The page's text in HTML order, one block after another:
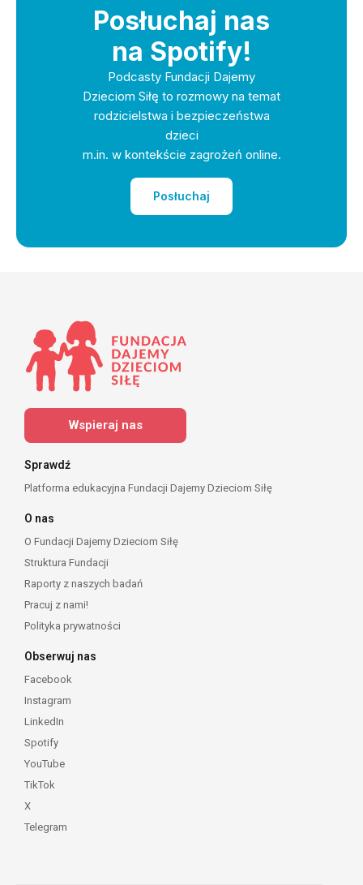
Posłuchaj nas
na Spotify!
Podcasty Fundacji Dajemy
Dzieciom Siłę to rozmowy na temat
rodzicielstwa i bezpieczeństwa
dzieci
m.in. w kontekście zagrożeń online.
Posłuchaj
Wspieraj nas
Sprawdź
Platforma edukacyjna Fundacji Dajemy Dzieciom Siłę
O nas
O Fundacji Dajemy Dzieciom Siłę
Struktura Fundacji
Raporty z naszych badań
Pracuj z nami!
Polityka prywatności
Obserwuj nas
Facebook
Instagram
LinkedIn
Spotify
YouTube
TikTok
X
Telegram